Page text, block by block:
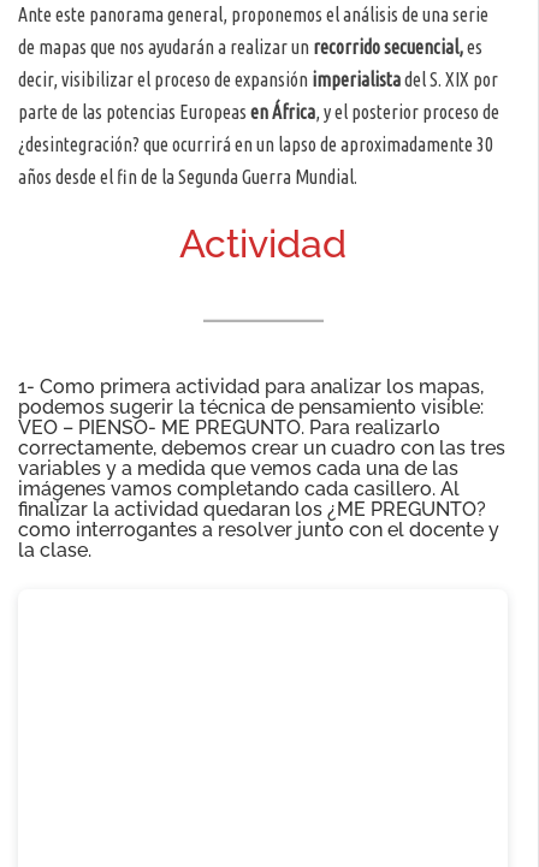
Ante este panorama general, proponemos el análisis de una serie
de mapas que nos ayudarán a realizar un recorrido secuencial,es
decir, visibilizar el proceso de expansión imperialistadel S. XIX por
parte de las potencias Europeas en África, y el posterior proceso de
¿desintegración? que ocurrirá en un lapso de aproximadamente 30
años desde el fin de la Segunda Guerra Mundial.
Actividad
1- Como primera actividad para analizar los mapas,
podemos sugerir la técnica de pensamiento visible:
VEO – PIENSO- ME PREGUNTO. Para realizarlo
correctamente, debemos crear un cuadro con las tres
variables y a medida que vemos cada una de las
imágenes vamos completando cada casillero. Al
finalizar la actividad quedaran los ¿ME PREGUNTO?
como interrogantes a resolver junto con el docente y
la clase.